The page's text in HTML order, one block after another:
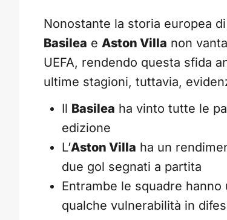
Nonostante la storia europea
Basilea e Aston Villa non
UEFA, rendendo questa sfida
ultime stagioni, tuttavia,
Il Basilea ha vinto tutte le
edizione
L’Aston Villa ha un
due gol segnati a partita
Entrambe le squadre
qualche vulnerabilità in